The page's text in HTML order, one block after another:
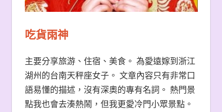
吃貨雨神
主要分享旅游、住宿、美食。 為愛遠嫁到浙江
湖州的台南天秤座女子。 文章內容只有非常口
語易懂的描述，沒有深奧的專有名詞。 熱門景
點我也會去湊熱鬧，但我更愛冷門小眾景點。